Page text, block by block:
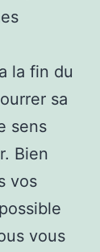
la fin du
sa
sens
Bien
vos
vous